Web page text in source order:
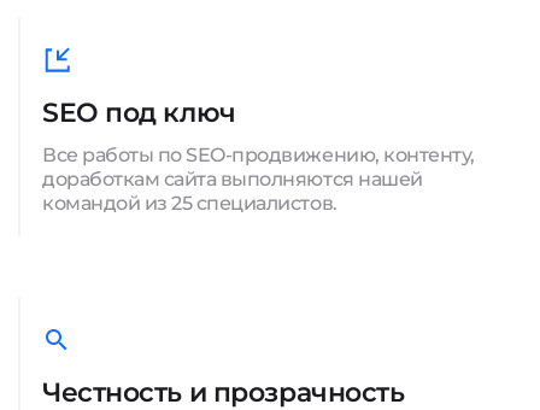
SEO под ключ
Все работы по SEO-продвижению, контенту,
доработкам сайта выполняются нашей
командой из 25 специалистов.
Честность и прозрачность